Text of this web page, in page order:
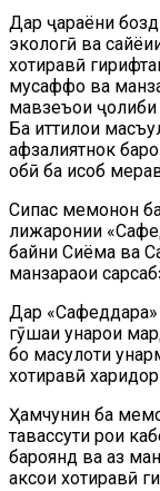
Дар ҷараёни
экологӣ ва
хотиравӣ
мусаффо ва
мавзеъҳои
Ба иттилои
афзалиятнок
обӣ ба ҳисоб
Сипас меҳмонон
лижаронии
байни Сиёма ва
манзараҳои
Дар «Сафеддара»
гӯшаи ҳунарҳои
бо маҳсулоти
хотиравӣ
Ҳамчунин ба
тавассути роҳи
бароянд ва аз
аксҳои хотиравӣ